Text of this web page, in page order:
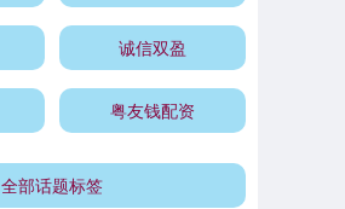
诚信双盈
粤友钱配资
全部话题标签